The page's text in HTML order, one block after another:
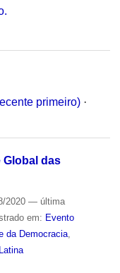
primeiro) ·
Global das
2020 — última
em: Evento
da Democracia,